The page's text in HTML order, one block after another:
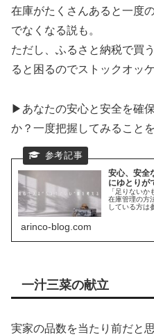
在庫がたくさんあると一度
でなくなる説も。
ただし、ふるさと納税で買
ると困るのでストックオッ
▶あなたの安心と安全を確
か？一度把握してみること
安心、安全
にゆとりが
「足りない
在庫管理の方
している方は
arinco-blog.com
一汁三菜の献立
実家の品数を当たり前だと